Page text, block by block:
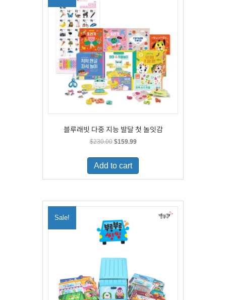
블루래빗 다중 지능 발달 첫 놀잇감
$230.00 Original
was:
$230.00.
$159.99Current
is:
Add to cart
Sale!